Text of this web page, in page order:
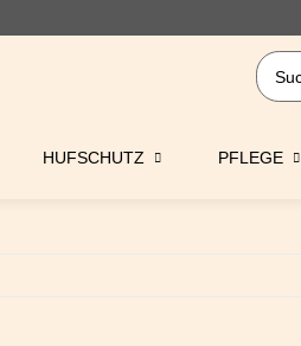
HUFSCHUTZ PFLEGE